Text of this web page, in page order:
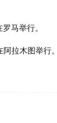
马举行。
拉木图举行。